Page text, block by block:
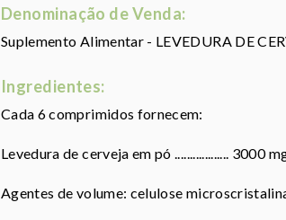
Denominação de Venda:
Suplemento Alimentar - LEVEDURA DE
Ingredientes:
Cada 6 comprimidos fornecem:
Levedura de cerveja em pó .................. 3000
Agentes de volume: celulose